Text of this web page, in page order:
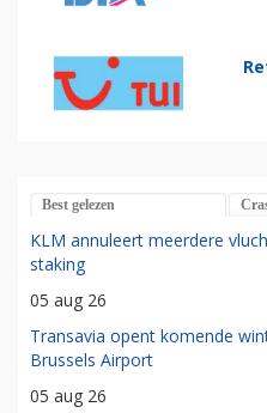
Best gelezen
KLM annuleert meerdere
staking
05 aug 26
Transavia opent komende
Brussels Airport
05 aug 26